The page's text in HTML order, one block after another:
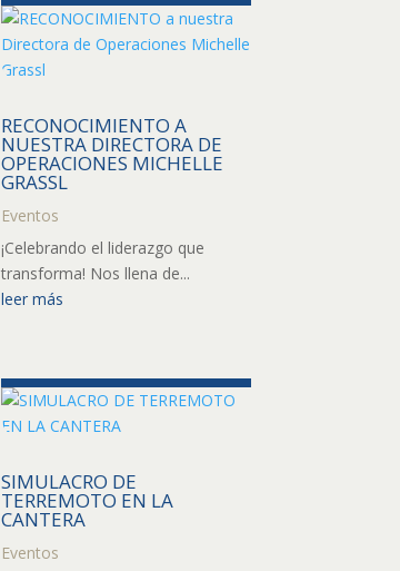
RECONOCIMIENTO A
NUESTRA DIRECTORA DE
OPERACIONES MICHELLE
GRASSL
Eventos
¡Celebrando el liderazgo que
transforma! Nos llena de...
leer más
SIMULACRO DE
TERREMOTO EN LA
CANTERA
Eventos